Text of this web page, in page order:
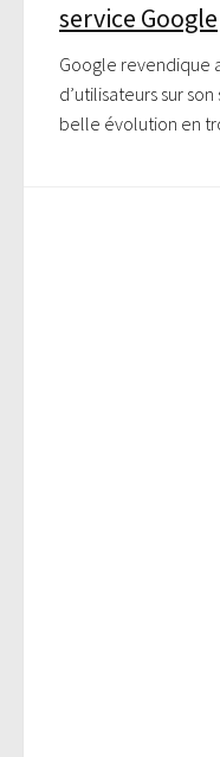
service Google
Google revendique
d’utilisateurs sur
belle évolution en